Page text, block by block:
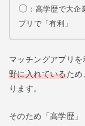
〇 ：高学歴で大
プリで「有利」
マッチングアプリ
野に入れているため
ります。
そのため「高学歴